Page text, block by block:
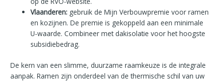
Vlaanderen: gebruik de Mijn Verbouwpremie voor ramen
en kozijnen. De premie is gekoppeld aan een minimale
U-waarde. Combineer met dakisolatie voor het hoogste
subsidiebedrag.
De kern van een slimme, duurzame raamkeuze is de integrale
aanpak. Ramen zijn onderdeel van de thermische schil van uw